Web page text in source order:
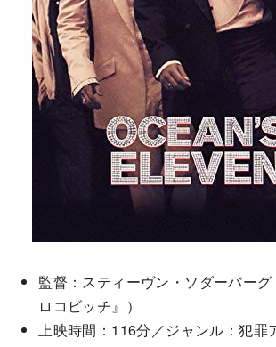
監督：スティーヴン・ソダーバー
ロコビッチ』）
上映時間：116分／ジャンル：犯罪